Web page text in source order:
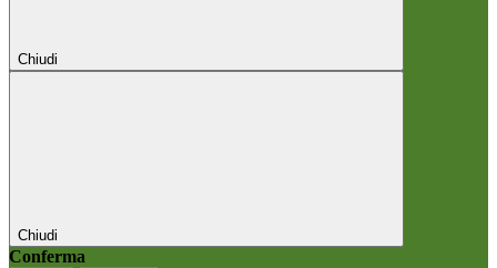
Chiudi
Chiudi
Conferma